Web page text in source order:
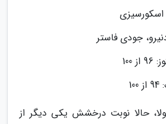
اسکورسیزی
جودی فاستر
حالا نوبت درخشش یکی دیگر از